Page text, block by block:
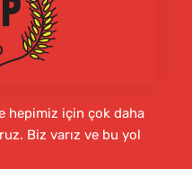
hepimiz için çok daha
Biz varız ve bu yol